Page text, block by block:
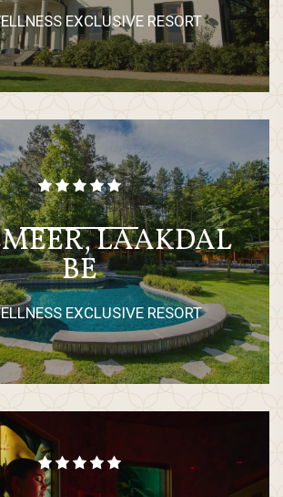
EXCLUSIVE RESORT
LAAKDAL
BE
EXCLUSIVE RESORT